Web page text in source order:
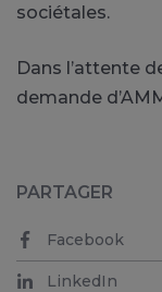
sociétales.
Dans l’attente
demande
PARTAGER
Facebook
LinkedIn